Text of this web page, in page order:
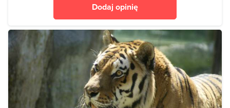
Dodaj opinię